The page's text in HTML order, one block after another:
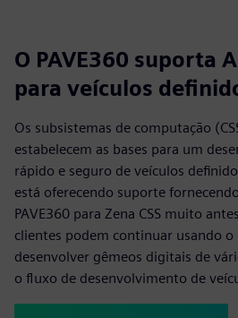
O PAVE360 suporta
para veículos
Os subsistemas de computação
estabelecem as bases para um
rápido e seguro de veículos
está oferecendo suporte
PAVE360 para Zena CSS muito
clientes podem continuar usando o
desenvolver gêmeos digitais de
o fluxo de desenvolvimento de